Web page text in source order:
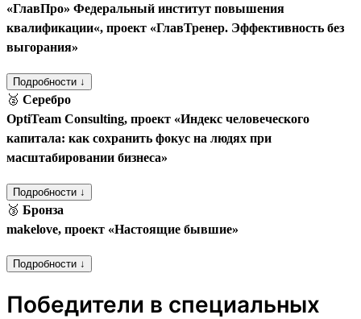
«ГлавПро» Федеральный институт повышения
квалификации«, проект «ГлавТренер. Эффективность без
выгорания»
Подробности ↓
🥈 Серебро
OptiTeam Consulting, проект «Индекс человеческого
капитала: как сохранить фокус на людях при
масштабировании бизнеса»
Подробности ↓
🥉 Бронза
makelove, проект «Настоящие бывшие»
Подробности ↓
Победители в специальных